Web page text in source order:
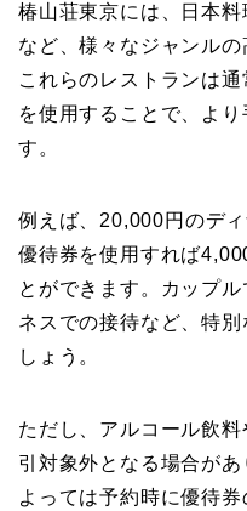
椿山荘東京には、日本
など、様々なジャンルの
これらのレストランは
を使用することで、よ
す。
例えば、20,000円のデ
優待券を使用すれば
とができます。カップ
ネスでの接待など、特
しょう。
ただし、アルコール飲
引対象外となる場合が
よっては予約時に優待